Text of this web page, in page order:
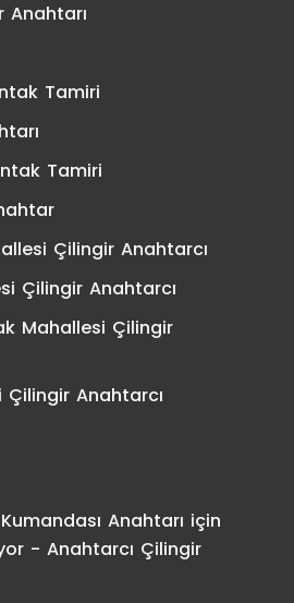
Tamiri
Tamiri
Çilingir Anahtarcı
Çilingir Anahtarcı
Mahallesi Çilingir
Anahtarcı
Anahtarı için
- Anahtarcı Çilingir